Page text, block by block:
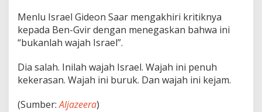
Menlu Israel Gideon Saar mengakhiri kritiknya
kepada Ben-Gvir dengan menegaskan bahwa ini
“bukanlah wajah Israel”.
Dia salah. Inilah wajah Israel. Wajah ini penuh
kekerasan. Wajah ini buruk. Dan wajah ini kejam.
(Sumber:Aljazeera)